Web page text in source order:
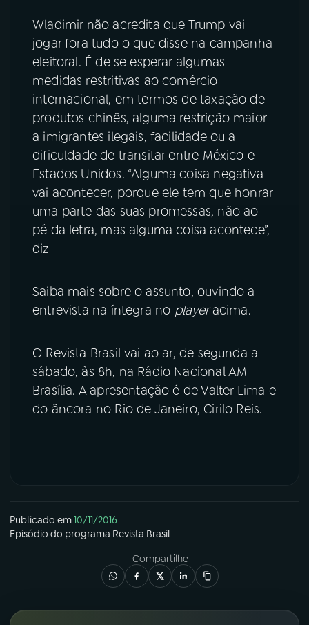
Wladimir não acredita que Trump vai
jogar fora tudo o que disse na campanha
eleitoral. É de se esperar algumas
medidas restritivas ao comércio
internacional, em termos de taxação de
produtos chinês, alguma restrição maior
a imigrantes ilegais, facilidade ou a
dificuldade de transitar entre México e
Estados Unidos. “Alguma coisa negativa
vai acontecer, porque ele tem que honrar
uma parte das suas promessas, não ao
pé da letra, mas alguma coisa acontece”,
diz
Saiba mais sobre o assunto, ouvindo a
entrevista na íntegra no playeracima.
O Revista Brasil vai ao ar, de segunda a
sábado, às 8h, na Rádio Nacional AM
Brasília. A apresentação é de Valter Lima e
do âncora no Rio de Janeiro, Cirilo Reis.
Publicado em10/11/2016
Episódio do programa Revista Brasil
Compartilhe